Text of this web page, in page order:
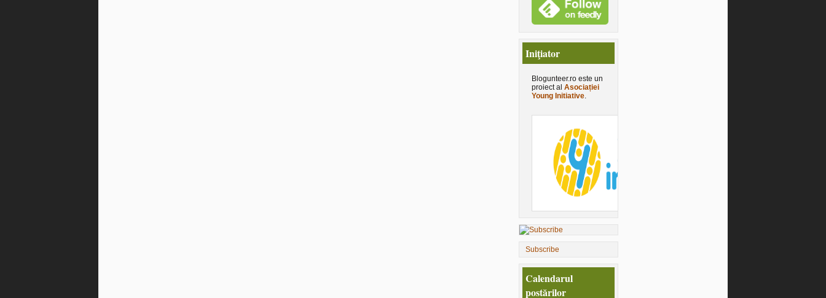
Iniţiator
Blogunteer.ro este un
proiect al Asociației
Young Initiative.
Subscribe
Calendarul
postărilor